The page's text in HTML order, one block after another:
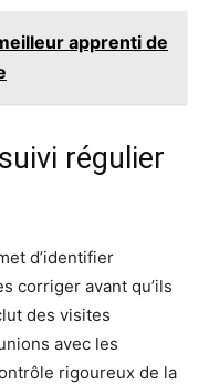
apprenti de
régulier
d’identifier
corriger avant qu’ils
des visites
avec les
rigoureux de la